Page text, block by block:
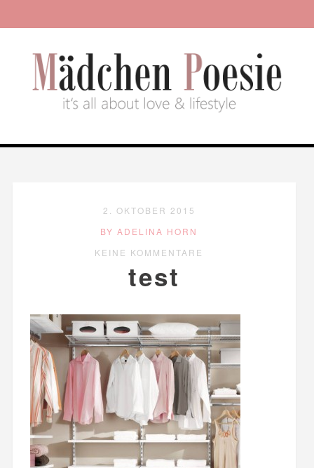
2. OKTOBER 2015
BY ADELINA HORN
KEINE KOMMENTARE
test